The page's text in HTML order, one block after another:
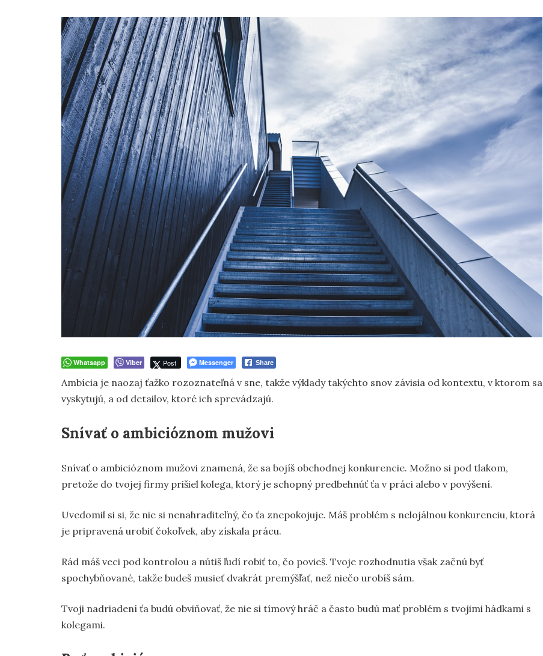
Whatsapp Viber Post Messenger Share
Ambícia je naozaj ťažko rozoznateľná v sne, takže výklady takýchto snov závisia od kontextu, v ktorom sa
vyskytujú, a od detailov, ktoré ich sprevádzajú.
Snívať o ambicióznom mužovi
Snívať o ambicióznom mužovi znamená, že sa bojíš obchodnej konkurencie. Možno si pod tlakom,
pretože do tvojej firmy prišiel kolega, ktorý je schopný predbehnúť ťa v práci alebo v povýšení.
Uvedomil si si, že nie si nenahraditeľný, čo ťa znepokojuje. Máš problém s nelojálnou konkurenciu, ktorá
je pripravená urobiť čokoľvek, aby získala prácu.
Rád máš veci pod kontrolou a nútiš ľudí robiť to, čo povieš. Tvoje rozhodnutia však začnú byť
spochybňované, takže budeš musieť dvakrát premýšľať, než niečo urobíš sám.
Tvoji nadriadení ťa budú obviňovať, že nie si tímový hráč a často budú mať problém s tvojimi hádkami s
kolegami.